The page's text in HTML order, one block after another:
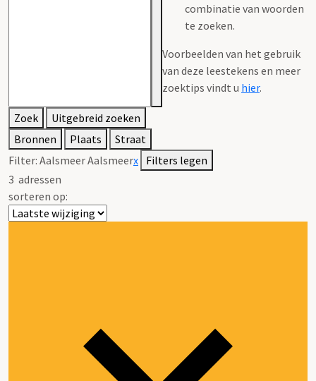
combinatie van woorden
te zoeken.
Voorbeelden van het gebruik
van deze leestekens en meer
zoektips vindt u hier.
Zoek
Uitgebreid zoeken
Bronnen
Plaats
Straat
Filter: Aalsmeer Aalsmeerx Filters legen
3 adressen
sorteren op: